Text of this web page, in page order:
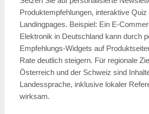
Produktempfehlungen, interaktive
Landingpages. Beispiel: Ein E-
Elektronik in Deutschland kann durch
Empfehlungs-Widgets auf
Rate deutlich steigern. Für regionale
Österreich und der Schweiz sind
Landessprache, inklusive lokaler
wirksam.